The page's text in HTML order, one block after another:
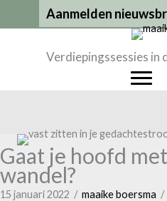
naar
Aanmelden
Verdiepingssessies in
Gaat je hoofd
wandel?
15 januari 2022 / maaike boersma /